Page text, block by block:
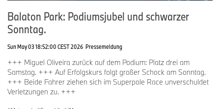
Balaton Park: Podiumsjubel und schwarzer
Sonntag.
Sun May 03 18:52:00 CEST 2026 Pressemeldung
+++ Miguel Oliveira zurück auf dem Podium: Platz drei am
Samstag. +++ Auf Erfolgskurs folgt großer Schock am Sonntag.
+++ Beide Fahrer ziehen sich im Superpole Race unverschuldet
Verletzungen zu. +++